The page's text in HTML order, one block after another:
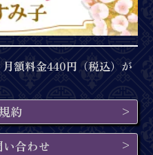
額料金440円（税込）が
約
合わせ